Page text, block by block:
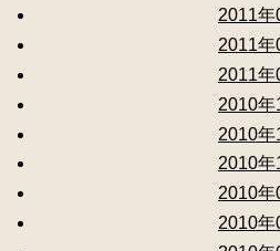
2011年
2011年
2011年
2010年
2010年
2010年
2010年
2010年